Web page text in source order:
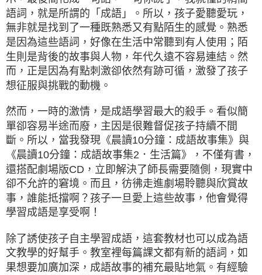
語詞，就是所謂的「成語」。所以，孩子愛聽愛玩，
無非就是找到了一種既熟悉又有點陌生的感覺。熟悉
是因為這些語詞，好像在生活中常聽到有人使用；陌
生則是背後的故事與人物，年代久遠不容易連結。然
而，正是因為有點刺激卻依然有跡可循，激發了孩子
想征服與挑戰的動機。
然而，一時的激情，是成語學習最大的殺手。看似簡
單卻容易半途而廢，主因是很難督促孩子持續不間
斷。所以，當我發現《晨讀10分鐘：成語故事集》與
《晨讀10分鐘：成語故事集2．生活篇》，不僅有書，
還搭配劇場版CD，立即解決了師長需要隨側，現實中
卻不允許的窘境。而且，彷彿走進劇場聆聽與欣賞故
事，誰能抵擋啊？孩子一旦愛上這些故事，他會覺得
學習成語是享受啊！
除了誘使孩子自主學習成語，這套教材也可以成為語
文教學的好幫手。教室裡每篇課文都有新的語詞，如
果想要加廣加深，成語故事的補充最貼地氣。有經驗